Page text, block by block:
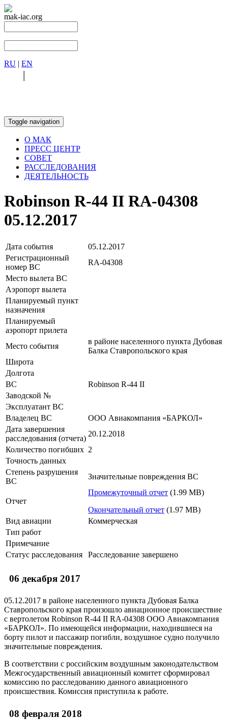
mak-iac.org
RU | EN
|
Toggle navigation
О МАК
ПРЕСС ЦЕНТР
СОВЕТ
РАССЛЕДОВАНИЯ
ДЕЯТЕЛЬНОСТЬ
Robinson R-44 II RA-04308
05.12.2017
Дата события
05.12.2017
Регистрационный
номер ВС
RA-04308
Место вылета ВС
Аэропорт вылета
Планируемый пункт
назначения
Планируемый
аэропорт прилета
Место события
в районе населенного пункта Дубовая
Балка Ставропольского края
Широта
Долгота
ВС
Robinson R-44 II
Заводской №
Эксплуатант ВС
Владелец ВС
ООО Авиакомпания «БАРКОЛ»
Дата завершения
расследования (отчета)
20.12.2018
Количество погибших 2
Точность данных
Степень разрушения
ВС
Значительные повреждения ВС
Отчет
Промежуточный отчет (1.99 MB)
Окончательный отчет (1.97 MB)
Вид авиации
Коммерческая
Тип работ
Примечание
Статус расследования
Расследование завершено
06 декабря 2017
05.12.2017 в районе населенного пункта Дубовая Балка
Ставропольского края произошло авиационное происшествие
с вертолетом Robinson R-44 II RA-04308 ООО Авиакомпания
«БАРКОЛ». По имеющейся информации, находившиеся на
борту пилот и пассажир погибли, воздушное судно получило
значительные повреждения.
В соответствии с российским воздушным законодательством
Межгосударственный авиационный комитет сформировал
комиссию по расследованию данного авиационного
происшествия. Комиссия приступила к работе.
08 февраля 2018